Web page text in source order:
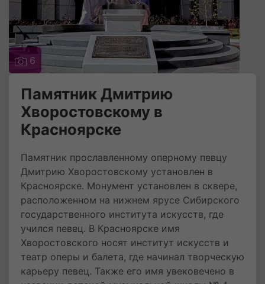
6
Памятник Дмитрию
Хворостовскому в
Красноярске
Памятник прославленному оперному певцу
Дмитрию Хворостовскому установлен в
Красноярске. Монумент установлен в сквере,
расположенном на нижнем ярусе Сибирского
государственного института искусств, где
учился певец. В Красноярске имя
Хворостовского носят институт искусств и
театр оперы и балета, где начинал творческую
карьеру певец. Также его имя увековечено в